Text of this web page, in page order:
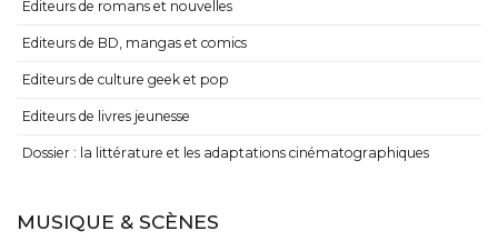
Editeurs de romans et nouvelles
Editeurs de BD, mangas et comics
Editeurs de culture geek et pop
Editeurs de livres jeunesse
Dossier : la littérature et les adaptations cinématographiques
MUSIQUE & SCÈNES